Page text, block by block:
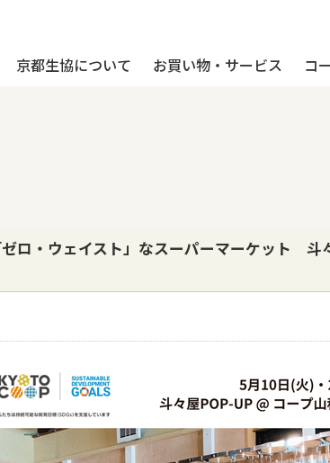
京都生協について お買い物・サービス コ
ゼロ・ウェイスト」なスーパーマーケット 斗